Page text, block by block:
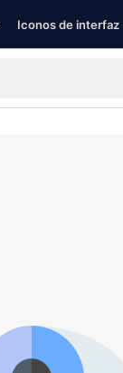
Iconos de interfaz